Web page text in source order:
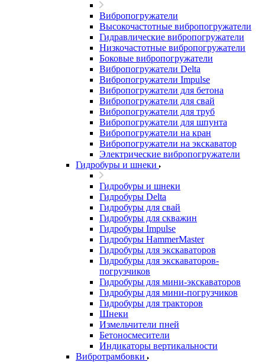
Вибропогружатели
Высокочастотные вибропогружатели
Гидравлические вибропогружатели
Низкочастотные вибропогружатели
Боковые вибропогружатели
Вибропогружатели Delta
Вибропогружатели Impulse
Вибропогружатели для бетона
Вибропогружатели для свай
Вибропогружатели для труб
Вибропогружатели для шпунта
Вибропогружатели на кран
Вибропогружатели на экскаватор
Электрические вибропогружатели
Гидробуры и шнеки
Гидробуры и шнеки
Гидробуры Delta
Гидробуры для свай
Гидробуры для скважин
Гидробуры Impulse
Гидробуры HammerMaster
Гидробуры для экскаваторов
Гидробуры для экскаваторов-
погрузчиков
Гидробуры для мини-экскаваторов
Гидробуры для мини-погрузчиков
Гидробуры для тракторов
Шнеки
Измельчители пней
Бетоносмесители
Индикаторы вертикальности
Вибротрамбовки